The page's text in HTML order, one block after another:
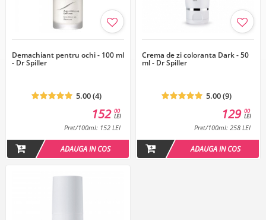
Demachiant pentru ochi - 100 ml
- Dr Spiller
5.00 (4)
00
LEI
152
Pret/100ml: 152 LEI
ADAUGA IN COS
Crema de zi coloranta Dark - 50
ml - Dr Spiller
5.00 (9)
00
LEI
129
Pret/100ml: 258 LEI
ADAUGA IN COS